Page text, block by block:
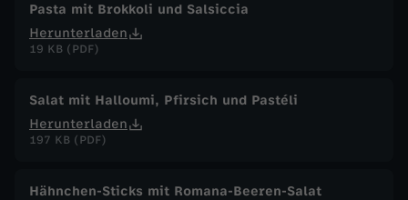
Pasta mit Brokkoli und Salsiccia
Herunterladen
19 KB (PDF)
Salat mit Halloumi, Pfirsich und Pastéli
Herunterladen
197 KB (PDF)
Hähnchen-Sticks mit Romana-Beeren-Salat